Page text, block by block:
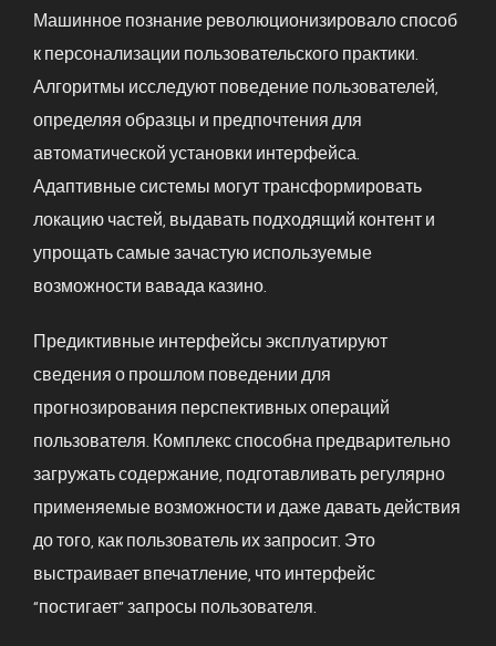
Машинное познание революционизировало способ
к персонализации пользовательского практики.
Алгоритмы исследуют поведение пользователей,
определяя образцы и предпочтения для
автоматической установки интерфейса.
Адаптивные системы могут трансформировать
локацию частей, выдавать подходящий контент и
упрощать самые зачастую используемые
возможности вавада казино.
Предиктивные интерфейсы эксплуатируют
сведения о прошлом поведении для
прогнозирования перспективных операций
пользователя. Комплекс способна предварительно
загружать содержание, подготавливать регулярно
применяемые возможности и даже давать действия
до того, как пользователь их запросит. Это
выстраивает впечатление, что интерфейс
“постигает” запросы пользователя.